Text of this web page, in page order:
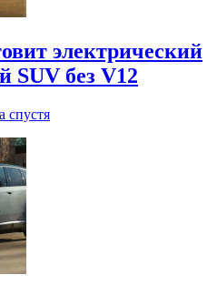
электрический
SUV без V12
спустя